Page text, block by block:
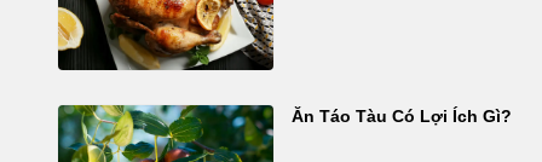
Ăn Táo Tàu Có Lợi Ích Gì?